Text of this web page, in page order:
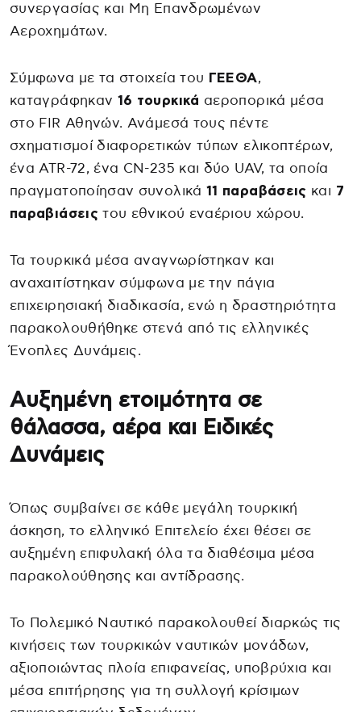
συνεργασίας και Μη Επανδρωμένων
Αεροχημάτων.
Σύμφωνα με τα στοιχεία του ΓΕΕΘΑ,
καταγράφηκαν 16 τουρκικά αεροπορικά μέσα
στο FIR Αθηνών. Ανάμεσά τους πέντε
σχηματισμοί διαφορετικών τύπων ελικοπτέρων,
ένα ATR-72, ένα CN-235 και δύο UAV, τα οποία
πραγματοποίησαν συνολικά 11 παραβάσεις και 7
παραβιάσειςτου εθνικού εναέριου χώρου.
Τα τουρκικά μέσα αναγνωρίστηκαν και
αναχαιτίστηκαν σύμφωνα με την πάγια
επιχειρησιακή διαδικασία, ενώ η δραστηριότητα
παρακολουθήθηκε στενά από τις ελληνικές
Ένοπλες Δυνάμεις.
Αυξημένη ετοιμότητα σε
θάλασσα, αέρα και Ειδικές
Δυνάμεις
Όπως συμβαίνει σε κάθε μεγάλη τουρκική
άσκηση, το ελληνικό Επιτελείο έχει θέσει σε
αυξημένη επιφυλακή όλα τα διαθέσιμα μέσα
παρακολούθησης και αντίδρασης.
Το Πολεμικό Ναυτικό παρακολουθεί διαρκώς τις
κινήσεις των τουρκικών ναυτικών μονάδων,
αξιοποιώντας πλοία επιφανείας, υποβρύχια και
μέσα επιτήρησης για τη συλλογή κρίσιμων